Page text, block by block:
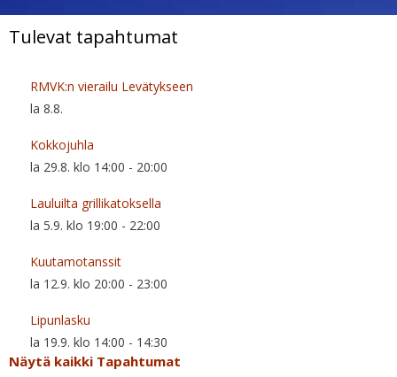
Tulevat tapahtumat
RMVK:n vierailu Levätykseen
la 8.8.
Kokkojuhla
la 29.8. klo 14:00 - 20:00
Lauluilta grillikatoksella
la 5.9. klo 19:00 - 22:00
Kuutamotanssit
la 12.9. klo 20:00 - 23:00
Lipunlasku
la 19.9. klo 14:00 - 14:30
Näytä kaikki Tapahtumat